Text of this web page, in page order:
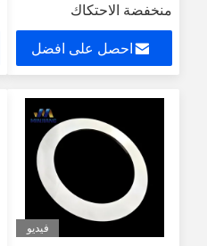
منخفضة الاحتكاك
لتطبيقات الطاقة الجديدة
احصل على افضل
فيديو